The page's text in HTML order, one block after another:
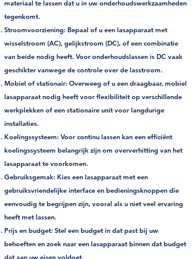
materiaal te lassen dat u in uw onderhoudswerkzaamheden
tegenkomt.
Stroomvoorziening: Bepaal of u een lasapparaat met
wisselstroom (AC), gelijkstroom (DC), of een combinatie
van beide nodig heeft. Voor onderhoudslassen is DC vaak
geschikter vanwege de controle over de lasstroom.
Mobiel of stationair: Overweeg of u een draagbaar, mobiel
lasapparaat nodig heeft voor flexibiliteit op verschillende
werkplekken of een stationaire unit voor langdurige
installaties.
Koelingssysteem: Voor continu lassen kan een efficiënt
koelingssysteem belangrijk zijn om oververhitting van het
lasapparaat te voorkomen.
Gebruiksgemak: Kies een lasapparaat met een
gebruiksvriendelijke interface en bedieningsknoppen die
eenvoudig te begrijpen zijn, vooral als u niet veel ervaring
heeft met lassen.
Prijs en budget: Stel een budget in dat past bij uw
behoeften en zoek naar een lasapparaat binnen dat budget
dat aan uw eisen voldoet.